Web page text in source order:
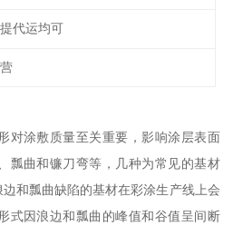
代运均可
对涂敷质量至关重要，影响涂层表面
瓢曲和镰刀弯等，几种为常见的基材
和瓢曲缺陷的基材在彩涂生产线上会
式因浪边和瓢曲的峰值和谷值呈间断